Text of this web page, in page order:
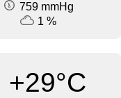
759 mmHg
1 %
+29°C